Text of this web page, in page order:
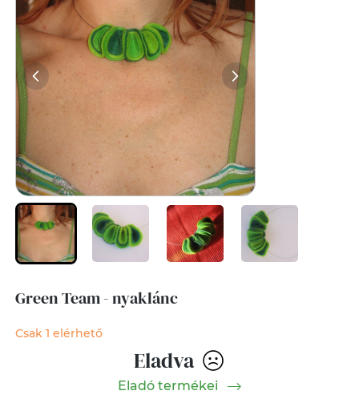
Green Team - nyaklánc
Csak 1 elérhető
Eladva
Eladó termékei